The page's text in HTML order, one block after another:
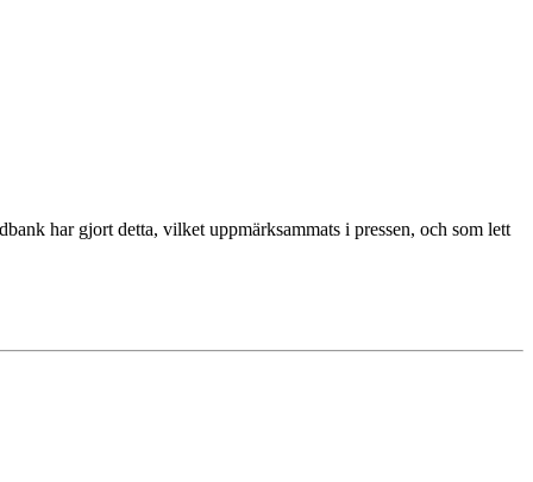
har gjort detta, vilket uppmärksammats i pressen, och som lett